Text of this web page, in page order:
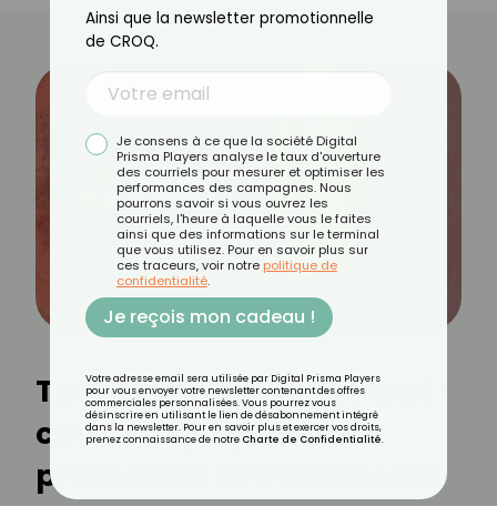
Tout savoir sur le scorbut :
causes, symptômes,
prévention et traitements
Ainsi que la newsletter promotionnelle
de CROQ.
Je consens à ce que la société Digital
Prisma Players analyse le taux d'ouverture
des courriels pour mesurer et optimiser les
performances des campagnes. Nous
pourrons savoir si vous ouvrez les
courriels, l'heure à laquelle vous le faites
ainsi que des informations sur le terminal
que vous utilisez. Pour en savoir plus sur
ces traceurs, voir notre politique de
confidentialité.
Je reçois mon cadeau !
Votre adresse email sera utilisée par Digital Prisma Players
pour vous envoyer votre newsletter contenant des offres
commerciales personnalisées. Vous pourrez vous
désinscrire en utilisant le lien de désabonnement intégré
dans la newsletter. Pour en savoir plus et exercer vos droits,
prenez connaissance de notre Charte de Confidentialité.